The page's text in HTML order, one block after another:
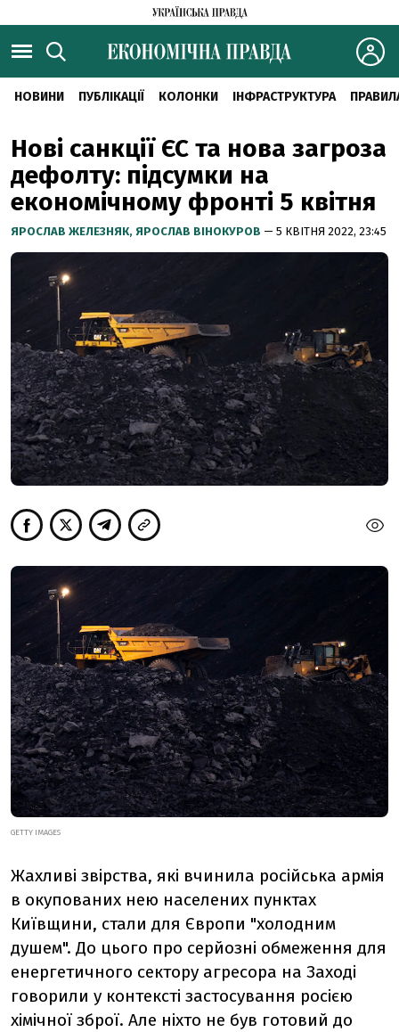
НОВИНИ ПУБЛІКАЦІЇ КОЛОНКИ ІНФРАСТРУКТУРА
Нові санкції ЄС та нова загроза
дефолту: підсумки на
економічному фронті 5 квітня
ЯРОСЛАВ ЖЕЛЕЗНЯК, ЯРОСЛАВ ВІНОКУРОВ — 5 КВІТНЯ 2022, 23:45
GETTY IMAGES
Жахливі звірства, які вчинила російська армія
в окупованих нею населених пунктах
Київщини, стали для Європи "холодним
душем". До цього про серйозні обмеження для
енергетичного сектору агресора на Заході
говорили у контексті застосування росією
хімічної зброї. Але ніхто не був готовий до